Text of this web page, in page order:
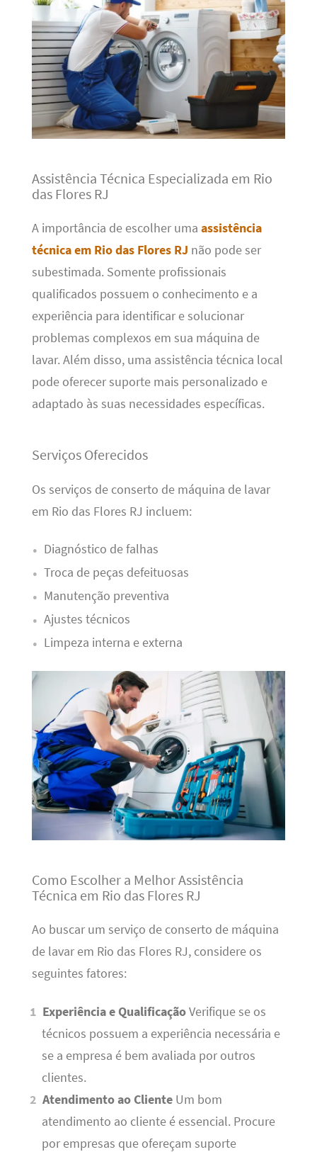
Assistência Técnica Especializada em Rio
das Flores RJ
A importância de escolher uma assistência
técnica em Rio das Flores RJ não pode ser
subestimada. Somente profissionais
qualificados possuem o conhecimento e a
experiência para identificar e solucionar
problemas complexos em sua máquina de
lavar. Além disso, uma assistência técnica local
pode oferecer suporte mais personalizado e
adaptado às suas necessidades específicas.
Serviços Oferecidos
Os serviços de conserto de máquina de lavar
em Rio das Flores RJ incluem:
Diagnóstico de falhas
Troca de peças defeituosas
Manutenção preventiva
Ajustes técnicos
Limpeza interna e externa
Como Escolher a Melhor Assistência
Técnica em Rio das Flores RJ
Ao buscar um serviço de conserto de máquina
de lavar em Rio das Flores RJ, considere os
seguintes fatores:
Experiência e QualificaçãoVerifique se os
técnicos possuem a experiência necessária e
se a empresa é bem avaliada por outros
clientes.
Atendimento ao Cliente Um bom
atendimento ao cliente é essencial. Procure
por empresas que ofereçam suporte